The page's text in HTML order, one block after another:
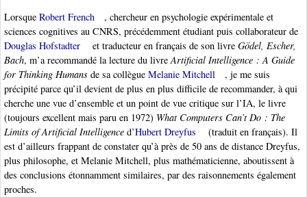
Lorsque Robert French
, chercheur en psychologie expérimentale et
sciences cognitives au CNRS, précédemment étudiant puis collaborateur de
Douglas Hofstadter
et traducteur en français de son livre Gödel, Escher,
Bach, m’a recommandé la lecture du livreArtificial Intelligence : A Guide
for Thinking Humans de sa collègue Melanie Mitchell
, je me suis
précipité parce qu’il devient de plus en plus difficile de recommander, à qui
cherche une vue d’ensemble et un point de vue critique sur l’IA, le livre
(toujours excellent mais paru en 1972) What Computers Can’t Do : The
Limits of Artificial Intelligence d’Hubert Dreyfus
(traduit en français). Il
est d’ailleurs frappant de constater qu’à près de 50 ans de distance Dreyfus,
plus philosophe, et Melanie Mitchell, plus mathématicienne, aboutissent à
des conclusions étonnamment similaires, par des raisonnements également
proches.